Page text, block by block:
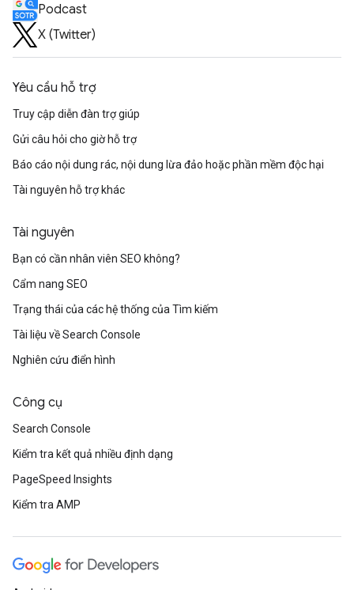
Podcast
X (Twitter)
Yêu cầu hỗ trợ
Truy cập diễn đàn trợ giúp
Gửi câu hỏi cho giờ hỗ trợ
Báo cáo nội dung rác, nội dung lừa đảo hoặc phần mềm độc hại
Tài nguyên hỗ trợ khác
Tài nguyên
Bạn có cần nhân viên SEO không?
Cẩm nang SEO
Trạng thái của các hệ thống của Tìm kiếm
Tài liệu về Search Console
Nghiên cứu điển hình
Công cụ
Search Console
Kiểm tra kết quả nhiều định dạng
PageSpeed Insights
Kiểm tra AMP